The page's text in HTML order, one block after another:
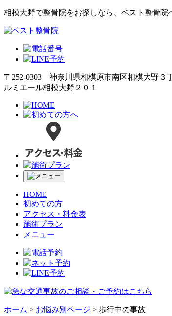
相模大野で整骨院をお探しなら、ベスト整骨院
〒252-0303 神奈川県相模原市南区相模大野３
ルミエール相模大野２０１
HOME
初めての方
アクセス・料金表
施術プラン
メニュー
ホーム > お悩み別ページ > 歩行中の事故